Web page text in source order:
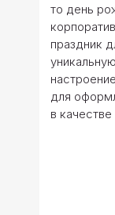
то день
праздник
для
в